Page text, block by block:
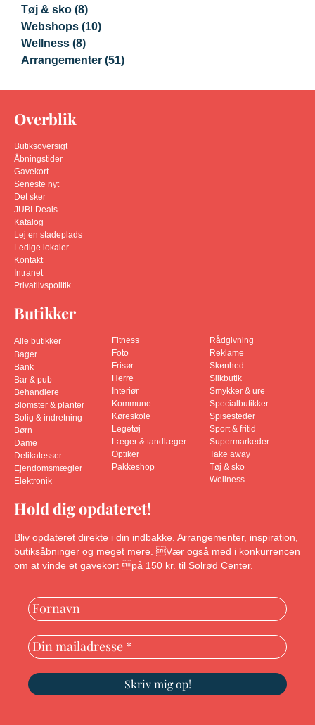
Tøj & sko (8)
Webshops (10)
Wellness (8)
Arrangementer (51)
Overblik
Butiksoversigt
Åbningstider
Gavekort
Seneste nyt
Det sker
JUBI-Deals
Katalog
Lej en stadeplads
Ledige lokaler
Kontakt
Intranet
Privatlivspolitik
Butikker
Alle butikker
Bager
Bank
Bar & pub
Behandlere
Blomster & planter
Bolig & indretning
Børn
Dame
Delikatesser
Ejendomsmægler
Elektronik
Fitness
Foto
Frisør
Herre
Interiør
Kommune
Køreskole
Legetøj
Læger & tandlæger
Optiker
Pakkeshop
Rådgivning
Reklame
Skønhed
Slikbutik
Smykker & ure
Specialbutikker
Spisesteder
Sport & fritid
Supermarkeder
Take away
Tøj & sko
Wellness
Hold dig opdateret!
Bliv opdateret direkte i din indbakke. Arrangementer, inspiration,
butiksåbninger og meget mere. Vær også med i konkurrencen
om at vinde et gavekort på 150 kr. til Solrød Center.